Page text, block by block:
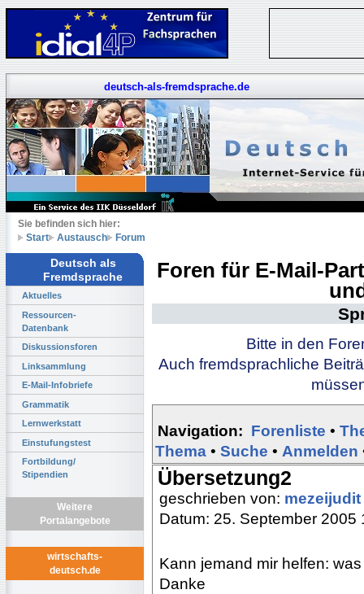
deutsch-als-fremdsprache.de
Sie befinden sich hier:
Start
Austausch Forum
Deutsch als
Fremdsprache
Aktuelles
Ressourcen-
Datenbank
Diskussionsforen
Linksammlung
E-Mail-Infobriefe
Grammatik
Lernwerkstatt
Einstufungstest
Fortbildung/
Stipendien
Weitere
Portalangebote
wirtschafts-
deutsch.de
Foren für E-Mail-
Bitte in den
Auch fremdsprachliche
Navigation: Forenliste •
Thema • Suche • Anmelden
Übersetzung2
geschrieben von: mezeijudit
Datum: 25. September 2005
Kann jemand mir helfen:
Danke